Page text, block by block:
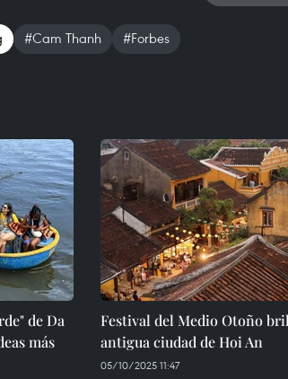
#Cam Thanh #Forbes
de Da
más
Festival del Medio Otoño
antigua ciudad de Hoi An
05/10/2025 11:47